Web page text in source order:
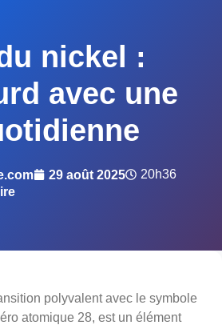
nickel :
avec une
29 août 2025
20h36
polyvalent avec le symbole
atomique 28, est un élément